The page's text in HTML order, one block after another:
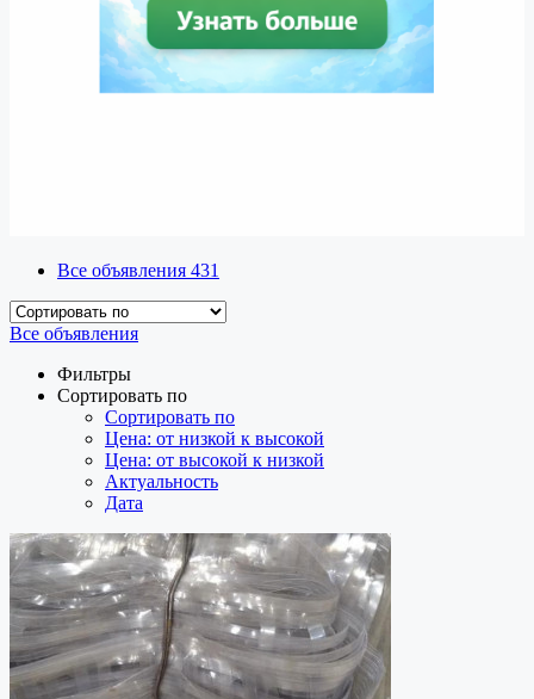
Все объявления 431
Все объявления
Фильтры
Сортировать по
Сортировать по
Цена: от низкой к высокой
Цена: от высокой к низкой
Актуальность
Дата